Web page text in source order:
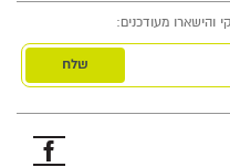
והישארו מעודכנים: